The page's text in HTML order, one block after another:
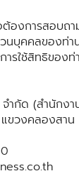
งการสอบถา
บุคคลของท่า
ารใช้สิทธิของ
ำกัด (สำนักง
วงคลองสาน